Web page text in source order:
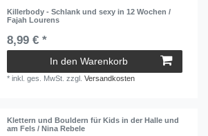
Killerbody - Schlank und sexy in 12 Wochen /
Fajah Lourens
8,99 € *
In den Warenkorb
*inkl. ges. MwSt. zzgl.Versandkosten
Klettern und Bouldern für Kids in der Halle und
am Fels / Nina Rebele